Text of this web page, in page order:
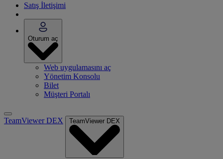
Satış İletişimi
Oturum aç
Web uygulamasını aç
Yönetim Konsolu
Bilet
Müşteri Portalı
TeamViewer DEX TeamViewer DEX